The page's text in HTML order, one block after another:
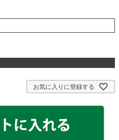
お気に入りに登録する